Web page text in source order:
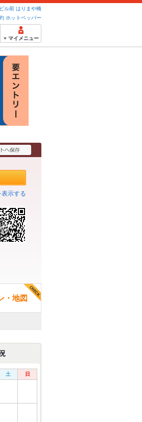
ル前 はりまや橋
ホットペッパー
マイメニュー
示する
・地図
土 日